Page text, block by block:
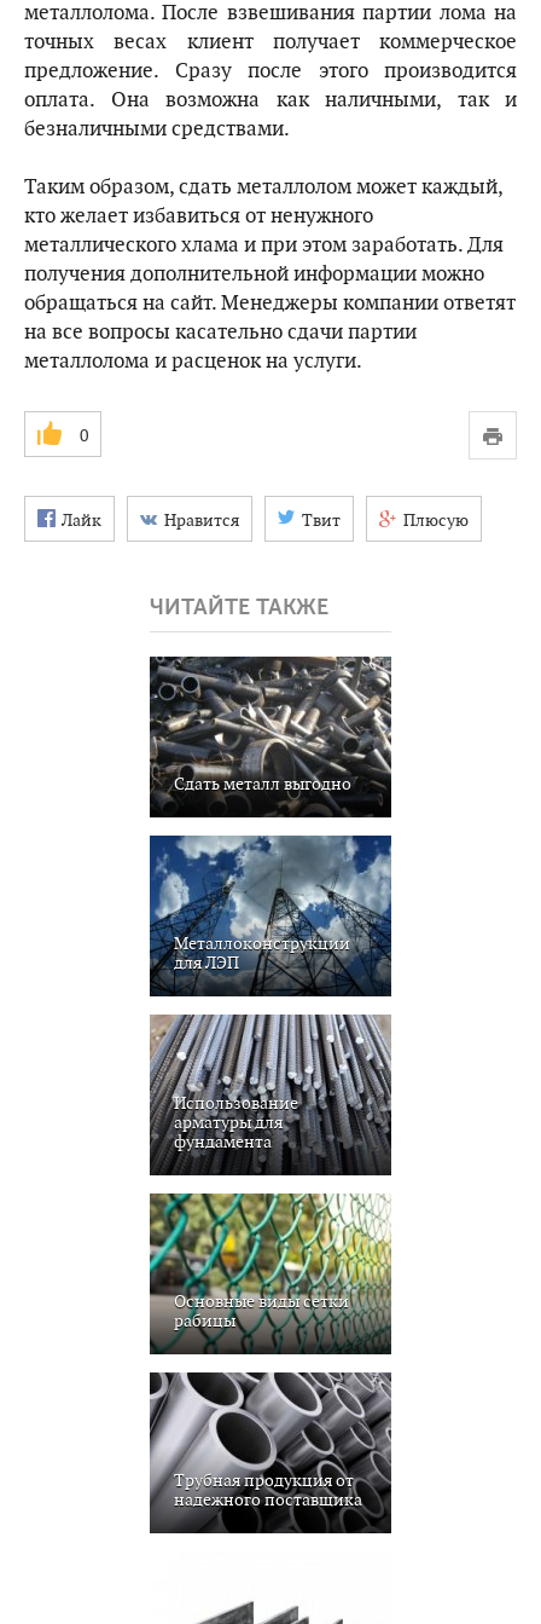
металлолома. После взвешивания партии лома на
точных весах клиент получает коммерческое
предложение. Сразу после этого производится
оплата. Она возможна как наличными, так и
безналичными средствами.
Таким образом, сдать металлолом может каждый,
кто желает избавиться от ненужного
металлического хлама и при этом заработать. Для
получения дополнительной информации можно
обращаться на сайт. Менеджеры компании ответят
на все вопросы касательно сдачи партии
металлолома и расценок на услуги.
0
Лайк Нравится Твит Плюсую
ЧИТАЙТЕ ТАКЖЕ
Сдать металл выгодно
Металлоконструкции
для ЛЭП
Использование
арматуры для
фундамента
Основные виды сетки
рабицы
Трубная продукция от
надежного поставщика